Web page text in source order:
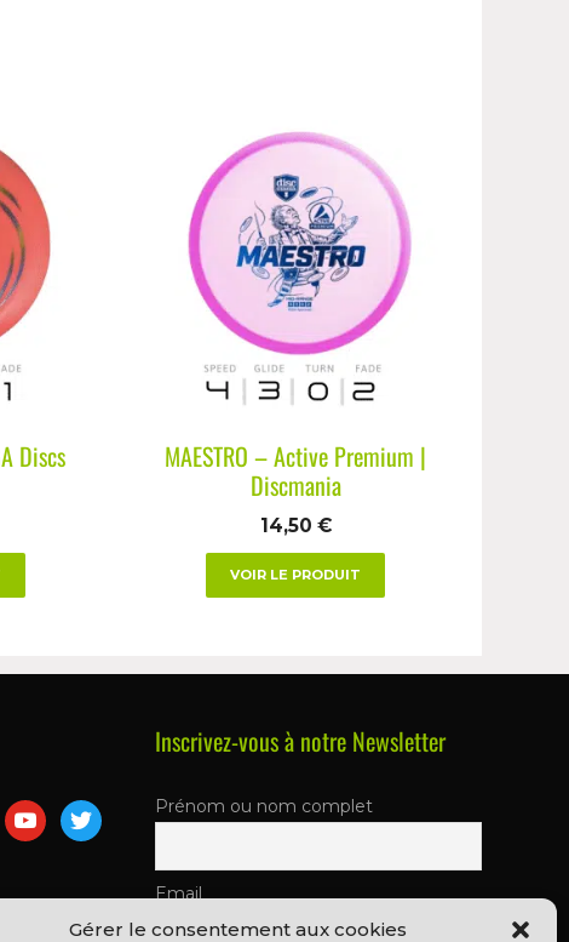
Gérer le consentement aux cookies
Discs
MAESTRO – Active Premium |
Discmania
14,50 €
VOIR LE PRODUIT
Inscrivez-vous à notre Newsletter
Prénom ou nom complet
Email